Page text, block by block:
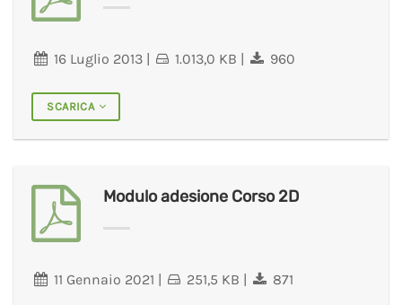
16 Luglio 2013| 1.013,0 KB | 960
SCARICA
Modulo adesione Corso 2D
11 Gennaio 2021 | 251,5 KB | 871